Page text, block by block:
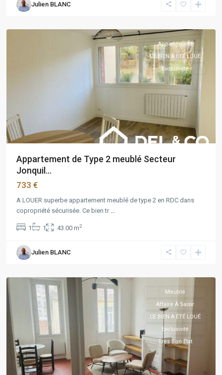
Julien BLANC
PACA,
Appartement
CE BIEN A ÉTÉ LOUÉ
Exclusivité
Appartement de Type 2 meublé Secteur
Jonquil...
733 €
A LOUER superbe appartement meublé de type 2 en RDC dans
copropriété sécurisée. Ce bien tr ...
1 1 43.00 m2
Julien BLANC
Marseille
Marseille
Meublé
Affaire À Saisir
CE BIEN A ÉTÉ LOUÉ
Exclusivité
Très Bon État